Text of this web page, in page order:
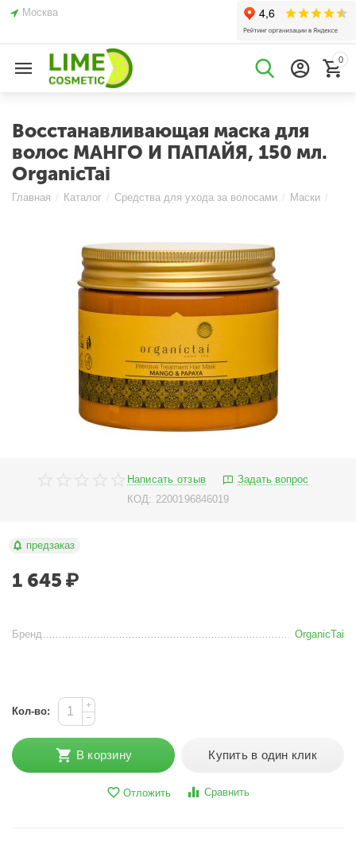
Москва
0
Восстанавливающая маска для
волос МАНГО И ПАПАЙЯ, 150 мл.
OrganicTai
Главная / Каталог / Средства для ухода за волосами / Маски /
Написать отзыв
Задать вопрос
КОД: 2200196846019
предзаказ
1 645 ₽
Бренд OrganicTai
Кол-во:
+
−
В корзину Купить в один клик
Отложить Сравнить